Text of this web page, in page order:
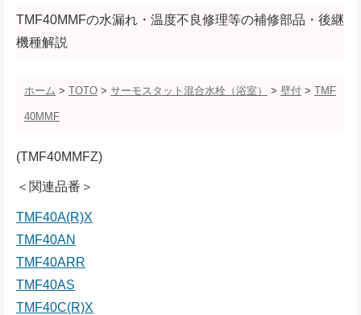
TMF40MMFの水漏れ・温度不良修理等の補修部品・後継
機種解説
ホーム > TOTO > サーモスタット混合水栓（浴室） > 壁付 > TMF
40MMF
(TMF40MMFZ)
＜関連品番＞
TMF40A(R)X
TMF40AN
TMF40ARR
TMF40AS
TMF40C(R)X